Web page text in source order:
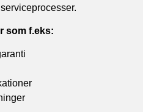
som f.eks: